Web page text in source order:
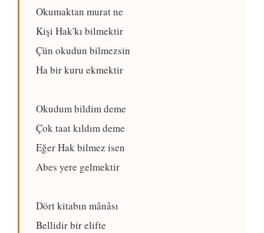
Okumaktan murat ne
Kişi Hak'kı bilmektir
Çün okudun bilmezsin
Ha bir kuru ekmektir
Okudum bildim deme
Çok taat kıldım deme
Eğer Hak bilmez isen
Abes yere gelmektir
Dört kitabın mânâsı
Bellidir bir elifte